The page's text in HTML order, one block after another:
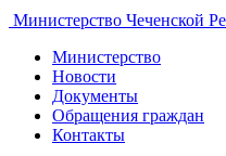
Министерство Чеченской
Министерство
Новости
Документы
Обращения граждан
Контакты